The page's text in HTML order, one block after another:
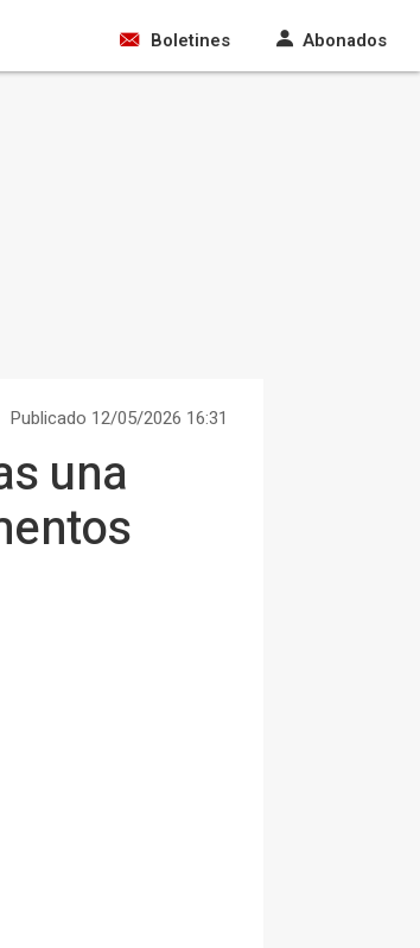
Boletines Abonados
Publicado 12/05/2026 16:31
una